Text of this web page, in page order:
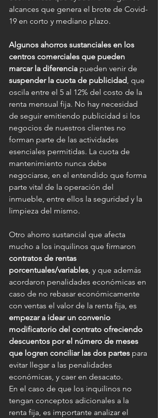
alcances que genera el brote de Covid-
19 en corto y mediano plazo.
Algunos ahorros sustanciales en los
centros comerciales que pueden
marcar la diferencia pueden venir de
suspender la cuota de publicidad, que
oscila entre el 5 al 12% del costo de la
renta mensual fija. No hay necesidad
de seguir emitiendo publicidad si los
negocios de nuestros clientes no
forman parte de las actividades
esenciales permitidas. La cuota de
mantenimiento nunca debe
negociarse, en el entendido que forma
parte vital de la operación del
inmueble, entre ellos la seguridad y la
limpieza del mismo.
Otro ahorro sustancial que afecta
mucho a los inquilinos que firmaron
contratos de rentas
porcentuales/variables, y que además
acordaron penalidades económicas en
caso de no rebasar económicamente
con ventas el valor de la renta fija, es
empezar a idear un convenio
modificatorio del contrato ofreciendo
descuentos por el número de meses
que logren conciliar las dos partes para
evitar llegar a las penalidades
económicas, y caer en desacato.
En el caso de que los inquilinos no
tengan conceptos adicionales a la
renta fija, es importante analizar el